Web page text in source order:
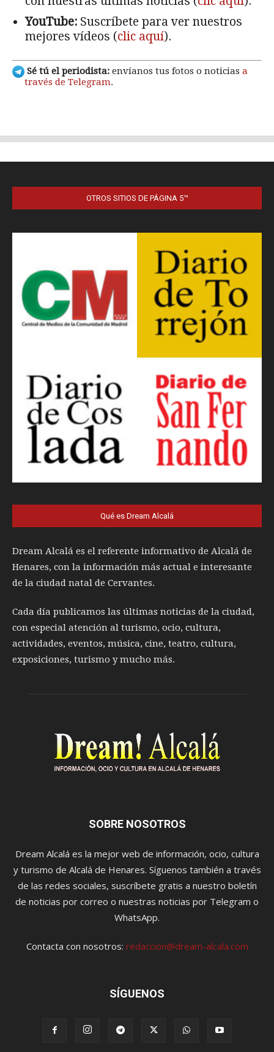
OTROS SITIOS DE PÁGINA 5™
Qué es Dream Alcalá
Dream Alcalá es el referente informativo de Alcalá de
Henares, con la información más actual e interesante
de la ciudad natal de Cervantes.
Cada día publicamos las últimas noticias de la ciudad,
con especial atención al turismo, ocio, cultura,
actividades, eventos, música, cine, teatro, cultura,
exposiciones, turismo y mucho más.
SOBRE NOSOTROS
Dream Alcalá es la mejor web de información, ocio, cultura
y turismo de Alcalá de Henares. Síguenos también a través
de las redes sociales, suscríbete gratis a nuestro boletín
de noticias por correo o nuestras noticias por Telegram o
WhatsApp.
Contacta con nosotros: redaccion@dream-alcala.com
SÍGUENOS